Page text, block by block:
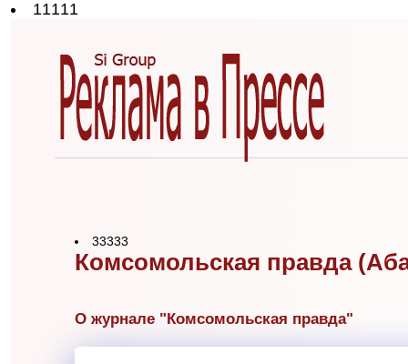
11111
33333
Комсомольская правда
О журнале "Комсомольская правда"